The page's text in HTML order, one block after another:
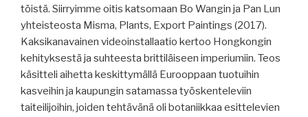
töistä. Siirryimme oitis katsomaan Bo Wangin ja Pan Lun
yhteisteosta Misma, Plants, Export Paintings (2017).
Kaksikanavainen videoinstallaatio kertoo Hongkongin
kehityksestä ja suhteesta brittiläiseen imperiumiin. Teos
käsitteli aihetta keskittymällä Eurooppaan tuotuihin
kasveihin ja kaupungin satamassa työskenteleviin
taiteilijoihin, joiden tehtävänä oli botaniikkaa esittelevien